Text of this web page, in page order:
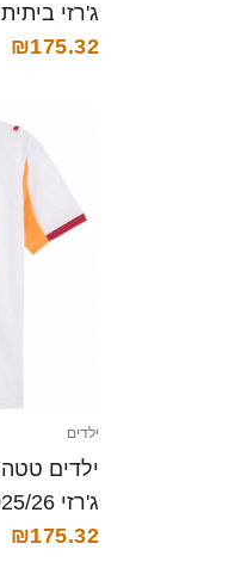
ג'רזי ביתית 2025/26 חולצה קצרה
₪175.32
ילדים
ג'רזי 2025/26 חולצה קצרה
₪175.32